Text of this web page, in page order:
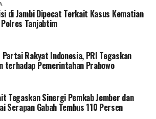
di Jambi Dipecat Terkait Kasus Kematian
Tanjabtim
Partai Rakyat Indonesia, PRI Tegaskan
terhadap Pemerintahan Prabowo
Tegaskan Sinergi Pemkab Jember dan
Serapan Gabah Tembus 110 Persen